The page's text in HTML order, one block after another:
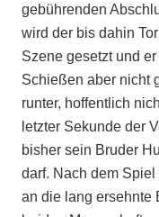
gebührenden
wird der bis dahin
Szene gesetzt und
Schießen aber nicht
runter, hoffentlich
letzter Sekunde der
bisher sein Bruder
darf. Nach dem
an die lang ersehnte